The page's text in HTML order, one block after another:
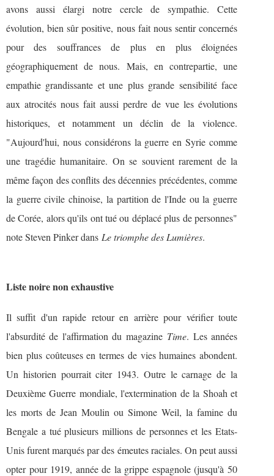
avons aussi élargi notre cercle de sympathie. Cette
évolution, bien sûr positive, nous fait nous sentir concernés
pour des souffrances de plus en plus éloignées
géographiquement de nous. Mais, en contrepartie, une
empathie grandissante et une plus grande sensibilité face
aux atrocités nous fait aussi perdre de vue les évolutions
historiques, et notamment un déclin de la violence.
"Aujourd'hui, nous considérons la guerre en Syrie comme
une tragédie humanitaire. On se souvient rarement de la
même façon des conflits des décennies précédentes, comme
la guerre civile chinoise, la partition de l'Inde ou la guerre
de Corée, alors qu'ils ont tué ou déplacé plus de personnes"
note Steven Pinker dans Le triomphe des Lumières.
Liste noire non exhaustive
Il suffit d'un rapide retour en arrière pour vérifier toute
l'absurdité de l'affirmation du magazine Time. Les années
bien plus coûteuses en termes de vies humaines abondent.
Un historien pourrait citer 1943. Outre le carnage de la
Deuxième Guerre mondiale, l'extermination de la Shoah et
les morts de Jean Moulin ou Simone Weil, la famine du
Bengale a tué plusieurs millions de personnes et les Etats-
Unis furent marqués par des émeutes raciales. On peut aussi
opter pour 1919, année de la grippe espagnole (jusqu'à 50